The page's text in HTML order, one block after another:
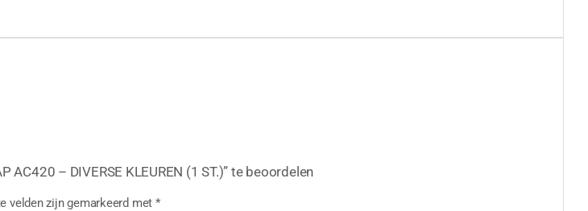
AC420 – DIVERSE KLEUREN (1 ST.)” te beoordelen
velden zijn gemarkeerd met *